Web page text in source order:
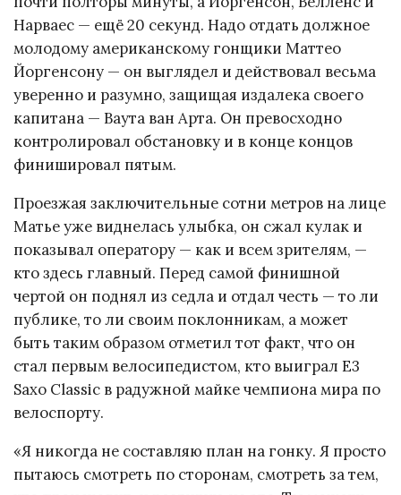
Нарваес — ещё 20 секунд. Надо отдать должное
молодому американскому гонщики Маттео
Йоргенсону — он выглядел и действовал весьма
уверенно и разумно, защищая издалека своего
капитана — Ваута ван Арта. Он превосходно
контролировал обстановку и в конце концов
финишировал пятым.
Проезжая заключительные сотни метров на лице
Матье уже виднелась улыбка, он сжал кулак и
показывал оператору — как и всем зрителям, —
кто здесь главный. Перед самой финишной
чертой он поднял из седла и отдал честь — то ли
публике, то ли своим поклонникам, а может
быть таким образом отметил тот факт, что он
стал первым велосипедистом, кто выиграл E3
Saxo Classic в радужной майке чемпиона мира по
велоспорту.
«Я никогда не составляю план на гонку. Я просто
пытаюсь смотреть по сторонам, смотреть за тем,